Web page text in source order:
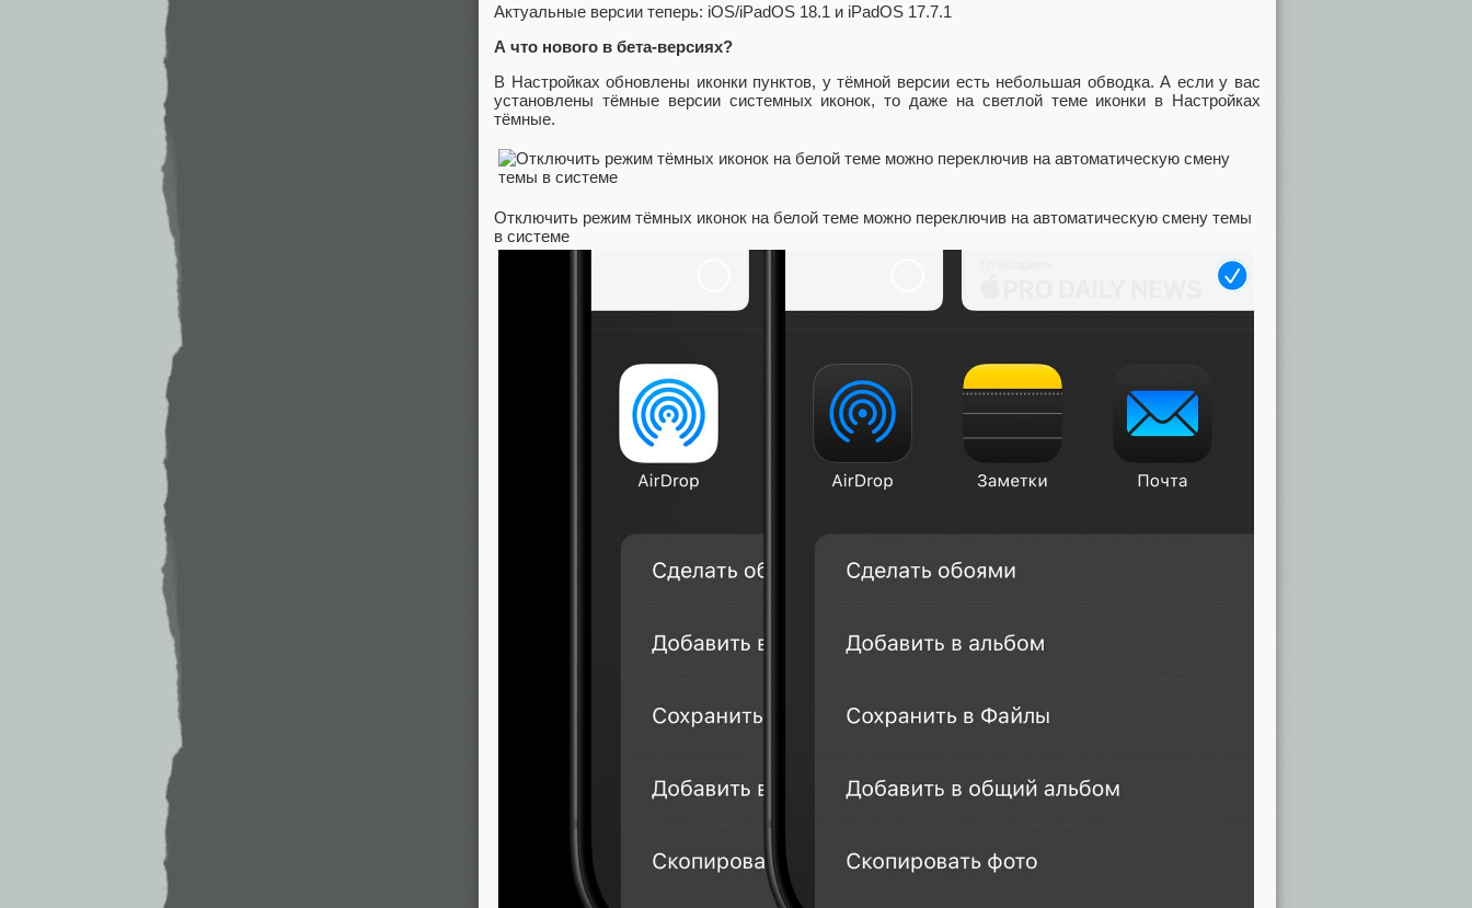
Актуальные версии теперь: iOS/iPadOS 18.1 и iPadOS 17.7.1
А что нового в бета-версиях?
В Настройках обновлены иконки пунктов, у тёмной версии есть небольшая обводка. А если у вас
установлены тёмные версии системных иконок, то даже на светлой теме иконки в Настройках
тёмные.
Отключить режим тёмных иконок на белой теме можно переключив на автоматическую смену темы
в системе